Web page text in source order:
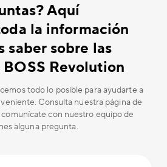
Aquí
la información
saber sobre las
Revolution
todo lo posible para ayudarte a
Consulta nuestra página de
con nuestro equipo de
alguna pregunta.